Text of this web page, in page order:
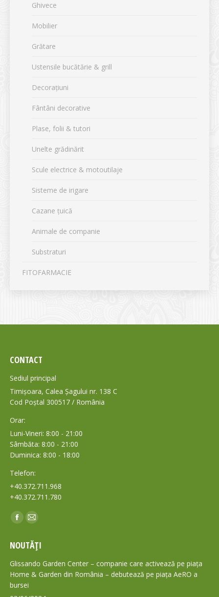
Ghivece
Mobilier
Grătare
Ustensile bucătărie & grill
Decorațiuni
Fântâni decorative
Plase, folii & tutori
Unelte grădinărit
Scule electrice & motoutilaje
Sisteme de irigare
Cazane țuică
Animale de companie
Substraturi
FITOFARMACIE
CONTACT
Sediul principal
Timișoara, Calea Șagului nr. 138 C
Cod Poștal 300517 / România
Orar:
Luni-Vineri: 8:00 - 21:00
Sâmbăta: 8:00 - 21:00
Duminica: 8:00 - 18:00
Telefon:
+40.372.711.968
+40.372.711.780
Find us on:
Facebook
opens
in
new
window
Mail
opens
in
new
NOUTĂȚI
Glissando Garden Center – companie care activează pe piața
Home & Garden din România – debutează pe piața AeRO a
bursei